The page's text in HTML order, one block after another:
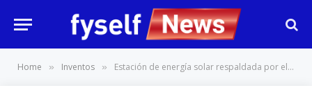
Home » Inventos » Estación de energía solar respaldada por el Reino Unido para obtener 82,000 casas filipinas